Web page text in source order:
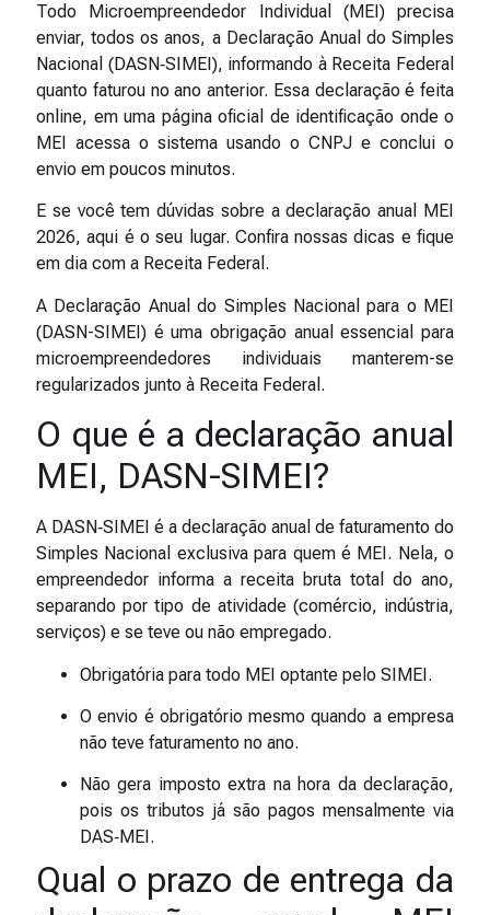
Todo Microempreendedor Individual (MEI) precisa
enviar, todos os anos, a Declaração Anual do Simples
Nacional (DASN‑SIMEI), informando à Receita Federal
quanto faturou no ano anterior. Essa declaração é feita
online, em uma página oficial de identificação onde o
MEI acessa o sistema usando o CNPJ e conclui o
envio em poucos minutos.
E se você tem dúvidas sobre a declaração anual MEI
2026, aqui é o seu lugar. Confira nossas dicas e fique
em dia com a Receita Federal.
A Declaração Anual do Simples Nacional para o MEI
(DASN-SIMEI) é uma obrigação anual essencial para
microempreendedores individuais manterem-se
regularizados junto à Receita Federal.
O que é a declaração anual
MEI, DASN-SIMEI?
A DASN‑SIMEI é a declaração anual de faturamento do
Simples Nacional exclusiva para quem é MEI. Nela, o
empreendedor informa a receita bruta total do ano,
separando por tipo de atividade (comércio, indústria,
serviços) e se teve ou não empregado.
Obrigatória para todo MEI optante pelo SIMEI.
O envio é obrigatório mesmo quando a empresa
não teve faturamento no ano.
Não gera imposto extra na hora da declaração,
pois os tributos já são pagos mensalmente via
DAS‑MEI.
Qual o prazo de entrega da